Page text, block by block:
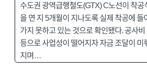
수도권 광역급행철도(GTX) C노선이 착공
을 연 지 5개월이 지나도록 실제 착공에 들
가지 못하고 있는 것으로 확인됐다. 공사비
등으로 사업성이 떨어지자 자금 조달이 미
지며…